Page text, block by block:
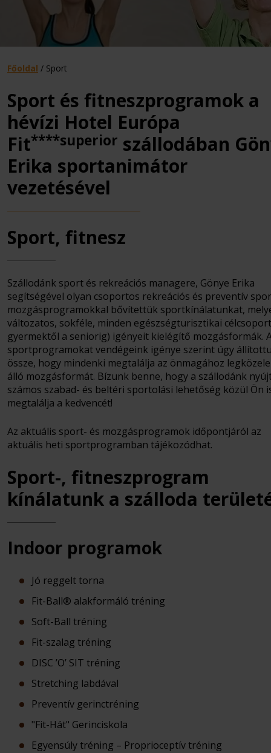
Főoldal / Sport
Sport és fitneszprogramok a
hévízi Hotel Európa
Fit****superior szállodában
Erika sportanimátor
vezetésével
Sport, fitnesz
Szállodánk sport és rekreációs managere, Gönye Erika
segítségével olyan csoportos rekreációs és preventív
mozgásprogramokkal bővítettük sportkínálatunkat,
változatos, sokféle, minden egészségturisztikai
gyermektől a seniorig) igényeit kielégítő mozgásformák.
sportprogramokat vendégeink igénye szerint úgy
össze, hogy mindenki megtalálja az önmagához
álló mozgásformát. Bízunk benne, hogy a szállodánk
számos szabad- és beltéri sportolási lehetőség közül Ön
megtalálja a kedvencét!
Az aktuális sport- és mozgásprogramok időpontjáról az
aktuális heti sportprogramban tájékozódhat.
Sport-, fitneszprogram
kínálatunk a szálloda
Indoor programok
Jó reggelt torna
Fit-Ball® alakformáló tréning
Soft-Ball tréning
Fit-szalag tréning
DISC ’O’ SIT tréning
Stretching labdával
Preventív gerinctréning
"Fit-Hát" Gerinciskola
Egyensúly tréning – Proprioceptív tréning